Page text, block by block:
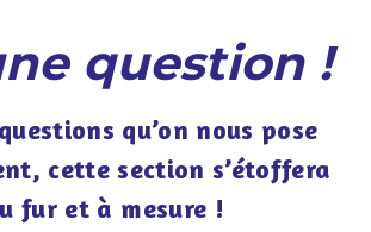
question !
qu’on nous pose
cette section s’étoffera
fur et à mesure !